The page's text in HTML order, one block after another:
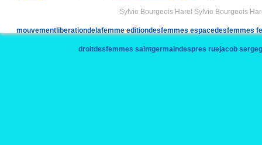
Sylvie Bourgeois Harel Sylvie Bourgeois
mouvementliberationdelafemme editiondesfemmes espacedesfemmes
droitdesfemmes saintgermaindespres ruejacob